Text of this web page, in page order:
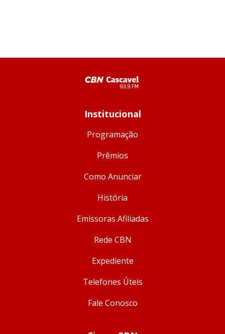
Institucional
Programação
Prêmios
Como Anunciar
História
Emissoras Afiliadas
Rede CBN
Expediente
Telefones Úteis
Fale Conosco